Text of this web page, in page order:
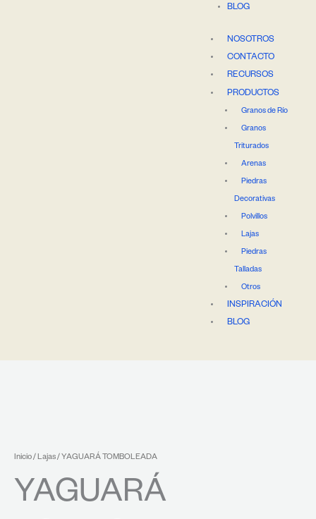
BLOG
NOSOTROS
CONTACTO
RECURSOS
PRODUCTOS
Granos de Río
Granos
Triturados
Arenas
Piedras
Decorativas
Polvillos
Lajas
Piedras
Talladas
Otros
INSPIRACIÓN
BLOG
Inicio/ Lajas/ YAGUARÁ TOMBOLEADA
YAGUARÁ